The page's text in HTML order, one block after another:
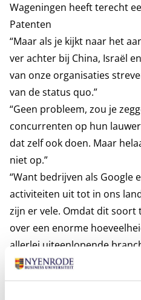
Wageningen heeft terecht
Patenten
“Maar als je kijkt naar het
ver achter bij China, Israël
van onze organisaties
van de status quo.”
“Geen probleem, zou je
concurrenten op hun
dat zelf ook doen. Maar
niet op.”
“Want bedrijven als Google
activiteiten uit tot in ons
zijn er vele. Omdat dit soort
over een enorme
allerlei uiteenlopende
supermarkten tot banken
“Het gaat goed in